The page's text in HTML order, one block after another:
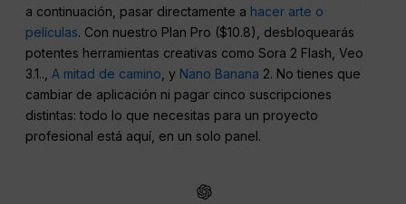
a continuación, pasar directamente a hacer arte o
películas. Con nuestro Plan Pro ($10.8), desbloquearás
potentes herramientas creativas como Sora 2 Flash, Veo
3.1..,A mitad de camino , y Nano Banana 2. No tienes que
cambiar de aplicación ni pagar cinco suscripciones
distintas: todo lo que necesitas para un proyecto
profesional está aquí, en un solo panel.